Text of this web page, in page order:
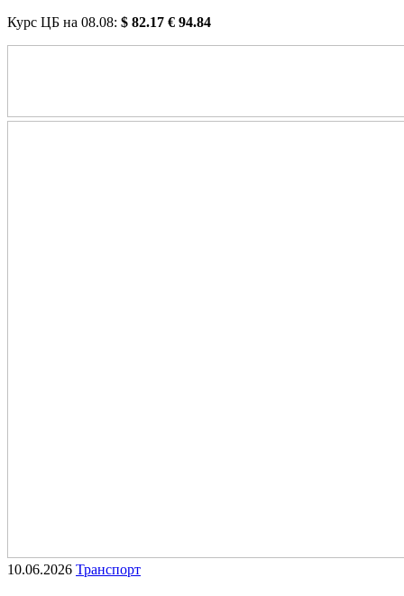
Курс ЦБ на 08.08: $ 82.17 € 94.84
10.06.2026 Транспорт